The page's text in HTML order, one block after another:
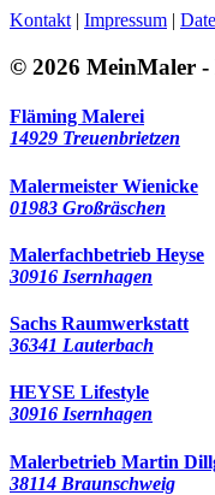
Kontakt | Impressum |
© 2026 MeinMaler -
Fläming Malerei
14929 Treuenbrietzen
Malermeister Wienicke
01983 Großräschen
Malerfachbetrieb Heyse
30916 Isernhagen
Sachs Raumwerkstatt
36341 Lauterbach
HEYSE Lifestyle
30916 Isernhagen
Malerbetrieb Martin
38114 Braunschweig